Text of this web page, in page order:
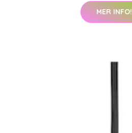
MER INFO!